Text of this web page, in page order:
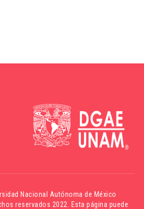
Nacional Autónoma de México
reservados 2022. Esta página puede